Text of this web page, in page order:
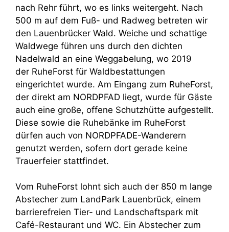
nach Rehr führt, wo es links weitergeht. Nach
500 m auf dem Fuß- und Radweg betreten wir
den Lauenbrücker Wald. Weiche und schattige
Waldwege führen uns durch den dichten
Nadelwald an eine Weggabelung, wo 2019
der RuheForst für Waldbestattungen
eingerichtet wurde. Am Eingang zum RuheForst,
der direkt am NORDPFAD liegt, wurde für Gäste
auch eine große, offene Schutzhütte aufgestellt.
Diese sowie die Ruhebänke im RuheForst
dürfen auch von NORDPFADE-Wanderern
genutzt werden, sofern dort gerade keine
Trauerfeier stattfindet.
Vom RuheForst lohnt sich auch der 850 m lange
Abstecher zum LandPark Lauenbrück, einem
barrierefreien Tier- und Landschaftspark mit
Café-Restaurant und WC. Ein Abstecher zum